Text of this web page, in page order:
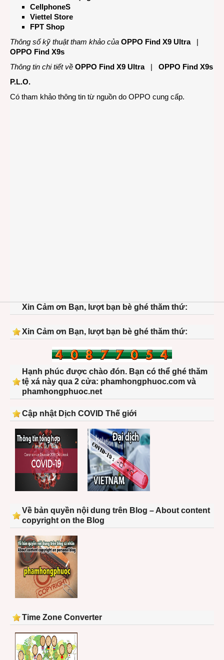
CellphoneS
Viettel Store
FPT Shop
Thông số kỹ thuật tham khảo của OPPO Find X9 Ultra
|
OPPO Find X9s
Thông tin chi tiết về OPPO Find X9 Ultra |
OPPO Find X9s
P.L.O.
Có tham khảo thông tin từ nguồn do OPPO cung cấp.
Xin Cảm ơn Bạn, lượt bạn bè ghé thăm thứ:
Xin Cảm ơn Bạn, lượt bạn bè ghé thăm thứ:
Hạnh phúc được chào đón. Bạn có thể ghé thăm
tệ xá này qua 2 cửa: phamhongphuoc.com và
phamhongphuoc.net
Cập nhật Dịch COVID Thế giới
Về bản quyền nội dung trên Blog – About content
copyright on the Blog
Time Zone Converter